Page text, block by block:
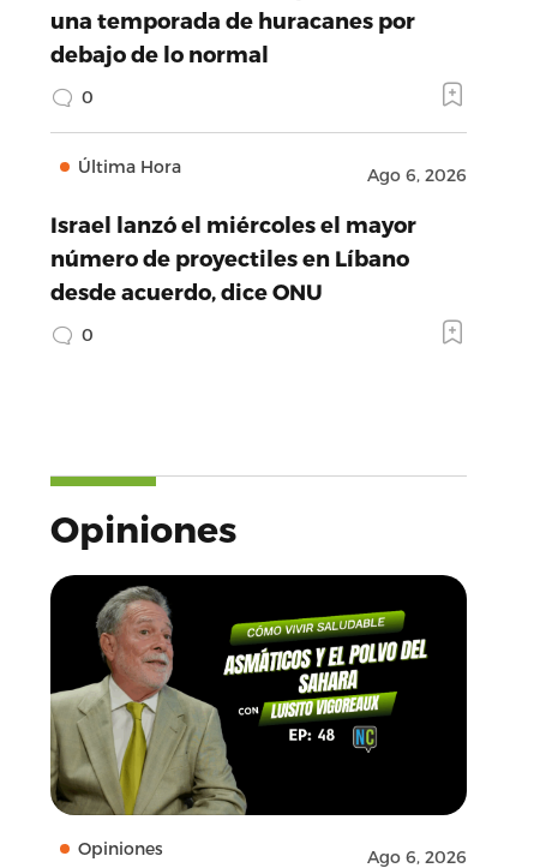
una temporada de huracanes por
debajo de lo normal
0
Última Hora Ago 6, 2026
Israel lanzó el miércoles el mayor
número de proyectiles en Líbano
desde acuerdo, dice ONU
0
Opiniones
Opiniones Ago 6, 2026